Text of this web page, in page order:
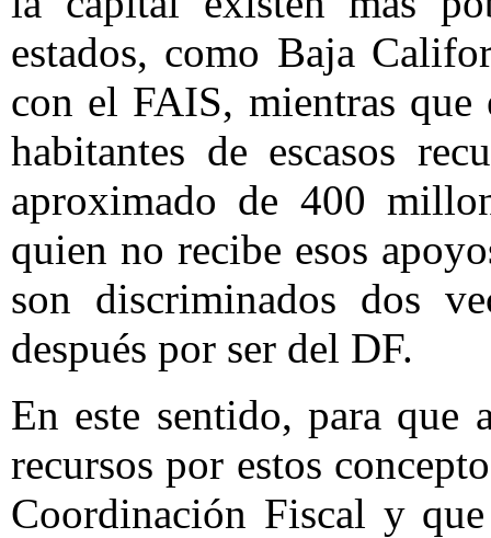
estados, como Baja
con el FAIS, mientras
habitantes de escasos
aproximado de 400
quien no recibe esos
son discriminados dos
después por ser del DF.
En este sentido, para que
recursos por estos
Coordinación Fiscal y